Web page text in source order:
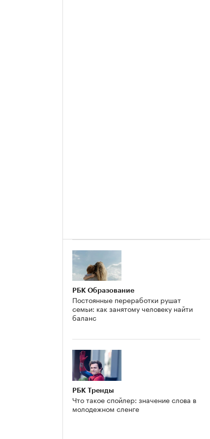
РБК Образование
Постоянные переработки рушат
семьи: как занятому человеку найти
баланс
РБК Тренды
Что такое спойлер: значение слова в
молодежном сленге